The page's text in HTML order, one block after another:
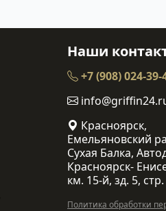
Наши
+7 (908) 024-39-
Красноярск,
Емельяновский
Сухая Балка,
Красноярск-
км. 15-й, зд. 5,
Политика обработки